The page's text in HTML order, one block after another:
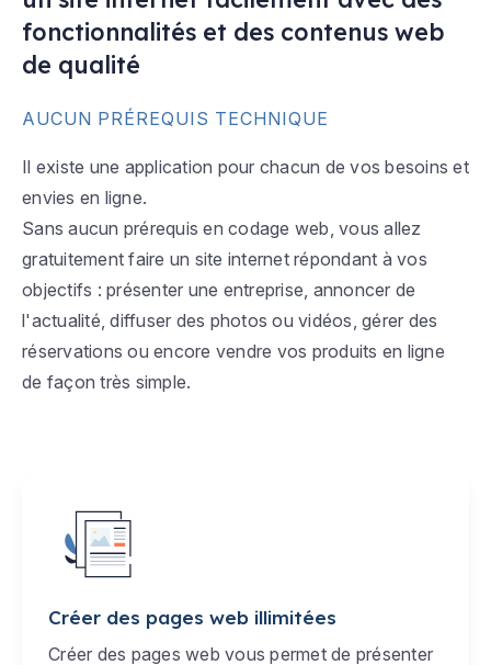
fonctionnalités et des contenus web
de qualité
AUCUN PRÉREQUIS TECHNIQUE
Il existe une application pour chacun de vos besoins et
envies en ligne.
Sans aucun prérequis en codage web, vous allez
gratuitement faire un site internet répondant à vos
objectifs : présenter une entreprise, annoncer de
l'actualité, diffuser des photos ou vidéos, gérer des
réservations ou encore vendre vos produits en ligne
de façon très simple.
Créer des pages web illimitées
Créer des pages web vous permet de présenter